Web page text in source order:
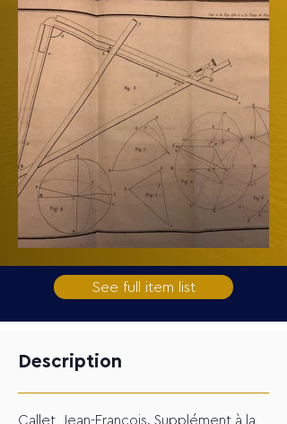
See full item list
Description
Callet, Jean-François. Supplément à la